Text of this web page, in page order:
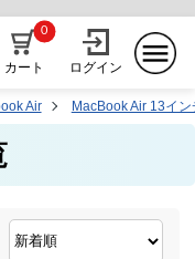
カート
0
ログイン
Air MacBook Air 13イ